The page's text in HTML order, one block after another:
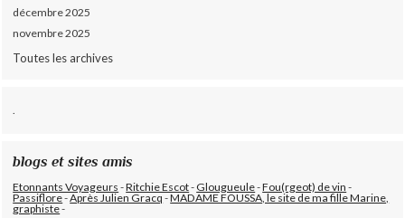
décembre 2025
novembre 2025
Toutes les archives
blogs et sites amis
Etonnants Voyageurs -Ritchie Escot-Glougueule-Fou(rgeot) de vin -
Passiflore-Après Julien Gracq-MADAME FOUSSA, le site de ma fille Marine,
graphiste-